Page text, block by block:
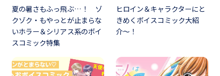
夏の暑さもふっ飛ぶ…！ ゾ
クゾク・もやっとが止まらな
いホラー＆シリアス系のボイ
スコミック特集
ヒロイン＆キャラクターにと
きめくボイスコミック大紹
介〜！